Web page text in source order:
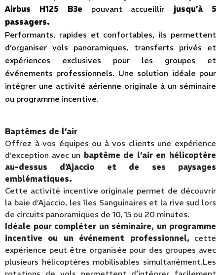
Airbus H125 B3e pouvant accueillir jusqu’à 5
passagers.
Performants, rapides et confortables, ils permettent
d’organiser vols panoramiques, transferts privés et
expériences exclusives pour les groupes et
événements professionnels. Une solution idéale pour
intégrer une activité aérienne originale à un séminaire
ou programme incentive.
Baptêmes de l’air
Offrez à vos équipes ou à vos clients une expérience
d’exception avec un baptême de l’air en hélicoptère
au-dessus d’Ajaccio et de ses paysages
emblématiques.
Cette activité incentive originale permet de découvrir
la baie d’Ajaccio, les îles Sanguinaires et la rive sud lors
de circuits panoramiques de 10, 15 ou 20 minutes.
Idéale pour compléter un séminaire, un programme
incentive ou un événement professionnel, cette
expérience peut être organisée pour des groupes avec
plusieurs hélicoptères mobilisables simultanément.Les